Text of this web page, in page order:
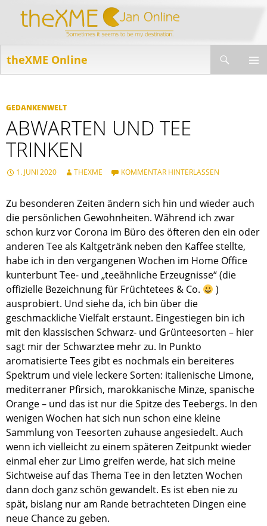
theXME Online
GEDANKENWELT
ABWARTEN UND TEE
TRINKEN
1. JUNI 2020 THEXME KOMMENTAR HINTERLASSEN
Zu besonderen Zeiten ändern sich hin und wieder auch
die persönlichen Gewohnheiten. Während ich zwar
schon kurz vor Corona im Büro des öfteren den ein oder
anderen Tee als Kaltgetränk neben den Kaffee stellte,
habe ich in den vergangenen Wochen im Home Office
kunterbunt Tee- und „teeähnliche Erzeugnisse“ (die
offizielle Bezeichnung für Früchtetees & Co.
)
ausprobiert. Und siehe da, ich bin über die
geschmackliche Vielfalt erstaunt. Eingestiegen bin ich
mit den klassischen Schwarz- und Grünteesorten – hier
sagt mir der Schwarztee mehr zu. In Punkto
aromatisierte Tees gibt es nochmals ein bereiteres
Spektrum und viele leckere Sorten: italienische Limone,
mediterraner Pfirsich, marokkanische Minze, spanische
Orange – und das ist nur die Spitze des Teebergs. In den
wenigen Wochen hat sich nun schon eine kleine
Sammlung von Teesorten zuhause angesiedelt. Auch
wenn ich vielleicht zu einem späteren Zeitpunkt wieder
einmal eher zur Limo greifen werde, hat sich meine
Sichtweise auf das Thema Tee in den letzten Wochen
dann doch ganz schön gewandelt. Es ist eben nie zu
spät, bislang nur am Rande betrachteten Dingen eine
neue Chance zu geben.